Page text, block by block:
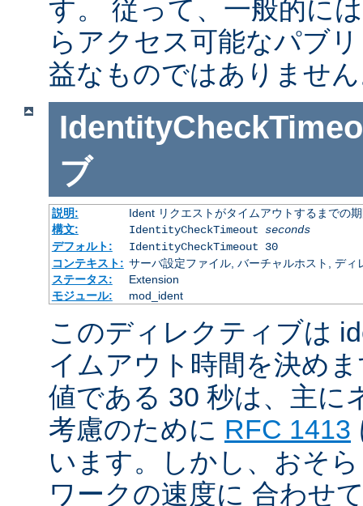
す。 従って、一般的に
らアクセス可能なパブ
益なものではありませ
ブ
説明:
Ident リクエストがタイムアウトするまでの
構文:
IdentityCheckTimeout seconds
デフォルト:
IdentityCheckTimeout 30
コンテキスト: サーバ設定ファイル, バーチャルホスト, ディ
ステータス:
Extension
モジュール:
mod_ident
このディレクティブは
イムアウト時間を決め
値である 30 秒は、主に
考慮のために RFC 1413
います。しかし、おそ
ワークの速度に 合わせ